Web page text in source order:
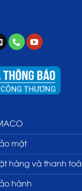
mật
hàng và thanh
hành